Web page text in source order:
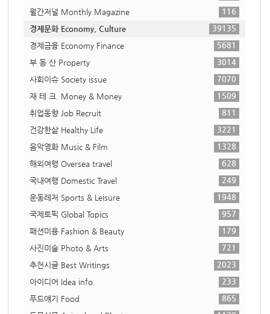
월간저널 Monthly Magazine
116
경제문화 Economy, Culture
39135
경제금융 Economy Finance
5681
부 동 산 Property
3014
사회이슈 Society issue
7070
재 테 크. Money & Money
1509
취업동향 Job Recruit
811
건강한삶 Healthy Life
3221
음악영화 Music & Film
1328
해외여행 Oversea travel
628
국내여행 Domestic Travel
249
운동레저 Sports & Leisure
1948
국제토픽 Global Topics
957
패션미용 Fashion & Beauty
179
사진미술 Photo & Arts
721
추천시글 Best Writings
2023
아이디어 Idea info.
233
푸드얘기 Food
865